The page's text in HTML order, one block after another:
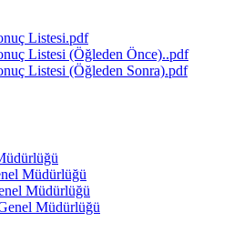
Listesi.pdf
Listesi (Öğleden Önce)..pdf
Listesi (Öğleden Sonra).pdf
Müdürlüğü
Müdürlüğü
Müdürlüğü